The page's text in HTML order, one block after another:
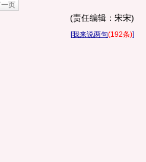
页
(责任编辑：宋宋)
[我来说两句(192条)]